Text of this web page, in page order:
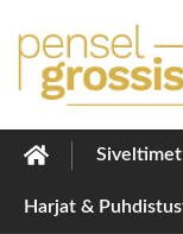
Siveltimet
Harjat &